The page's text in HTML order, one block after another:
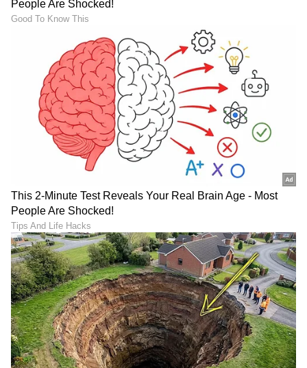
Image Credit :AI
ಪ್ರಮುಖ ಆವಿಷ್ಕಾರ
ವಿಶ್ವದಲ್ಲಿ ನಮಗೆ ಇನ್ನೂ ತಿಳಿದಿಲ್ಲದಿರುವುದೇ ಬಹಳಷ್ಟಿದೆ
ಎಂದು ಈ ಗ್ರಹವು ನಮಗೆ ಹೇಳುತ್ತದೆ. ಜೇಮ್ಸ್ ವೆಬ್
ಬಾಹ್ಯಾಕಾಶ ದೂರದರ್ಶಕದಂತಹ ತಂತ್ರಜ್ಞಾನವು ಈ ನಿಗೂಢ
ಗ್ರಹಗಳನ್ನು ಅರ್ಥಮಾಡಿಕೊಳ್ಳಲು ನಮಗೆ ಹೊಸ
ಮಾರ್ಗಗಳನ್ನು ನೀಡಿದೆ. ಈ ಆವಿಷ್ಕಾರವು ಬಾಹ್ಯಾಕಾಶ
ವಿಜ್ಞಾನವನ್ನು ಮುನ್ನಡೆಸುವುದಲ್ಲದೆ, ವಿಶ್ವವು ನಾವು
ಭಾವಿಸಿದ್ದಕ್ಕಿಂತ ಹೆಚ್ಚು ವಿಚಿತ್ರ, ನಿಗೂಢ ಮತ್ತು ಅದ್ಭುತವಾಗಿದೆ
ಎಂದು ತೋರಿಸುತ್ತದೆ.
LATEST VIDEOS